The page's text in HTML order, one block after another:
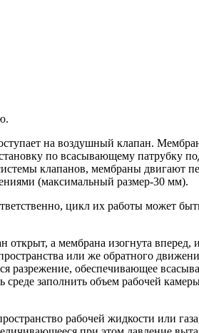
на воздушный клапан.
по всасывающему патрубку
клапанов, мембраны двигают
(максимальный размер-30 мм).
цикл их работы может
а мембрана изогнута
или же обратного
разрежение, обеспечивающее
заполнить объем рабочей
рабочей жидкости или